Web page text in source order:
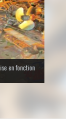
en fonction